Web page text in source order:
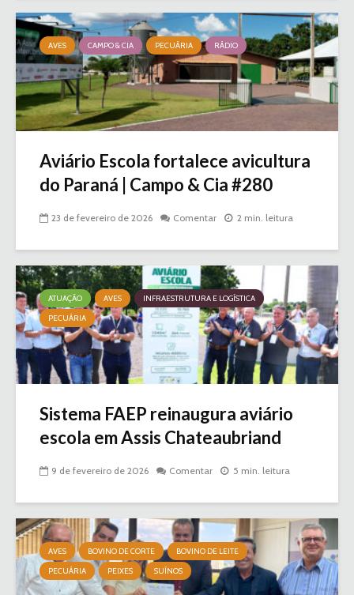
AVES CAMPO & CIA PECUÁRIA RÁDIO
Aviário Escola fortalece avicultura
do Paraná | Campo & Cia #280
23 de fevereiro de 2026 Comentar 2 min. leitura
ATUAÇÃO AVES
INFRAESTRUTURA E LOGÍSTICA
PECUÁRIA
Sistema FAEP reinaugura aviário
escola em Assis Chateaubriand
9 de fevereiro de 2026 Comentar 5 min. leitura
AVES BOVINO DE CORTE
BOVINO DE LEITE
PECUÁRIA
PEIXES SUÍNOS